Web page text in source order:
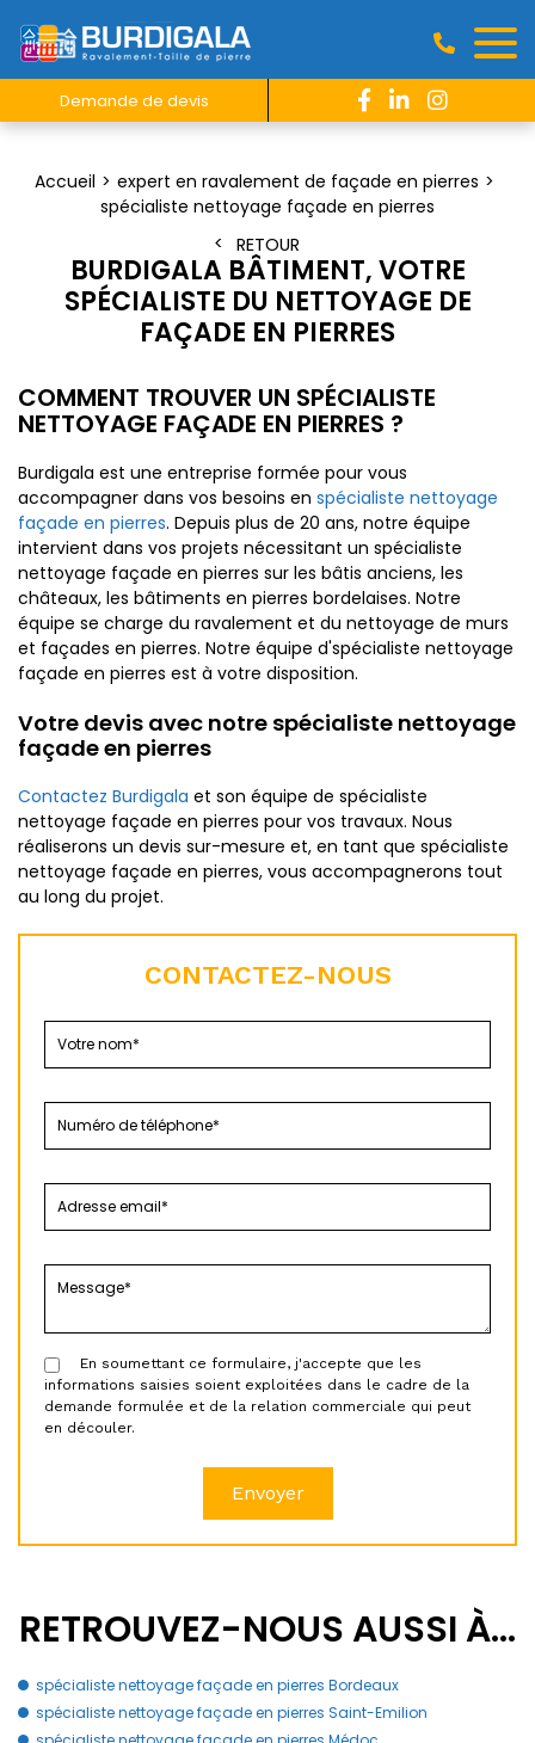
Demande de devis
Accueil
expert en ravalement de façade en pierres
spécialiste nettoyage façade en pierres
RETOUR
BURDIGALA BÂTIMENT, VOTRE
SPÉCIALISTE DU NETTOYAGE DE
FAÇADE EN PIERRES
COMMENT TROUVER UN SPÉCIALISTE
NETTOYAGE FAÇADE EN PIERRES ?
Burdigala est une entreprise formée pour vous
accompagner dans vos besoins en spécialiste nettoyage
façade en pierres. Depuis plus de 20 ans, notre équipe
intervient dans vos projets nécessitant un spécialiste
nettoyage façade en pierres sur les bâtis anciens, les
châteaux, les bâtiments en pierres bordelaises. Notre
équipe se charge du ravalement et du nettoyage de murs
et façades en pierres. Notre équipe d'spécialiste nettoyage
façade en pierres est à votre disposition.
Votre devis avec notre spécialiste nettoyage
façade en pierres
Contactez Burdigala et son équipe de spécialiste
nettoyage façade en pierres pour vos travaux. Nous
réaliserons un devis sur-mesure et, en tant que spécialiste
nettoyage façade en pierres, vous accompagnerons tout
au long du projet.
CONTACTEZ-NOUS
En soumettant ce formulaire, j'accepte que les
informations saisies soient exploitées dans le cadre de la
demande formulée et de la relation commerciale qui peut
en découler.
RETROUVEZ-NOUS AUSSI À…
spécialiste nettoyage façade en pierres Bordeaux
spécialiste nettoyage façade en pierres Saint-Emilion